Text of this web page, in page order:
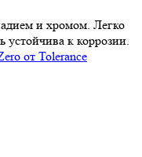
и хромом. Легко
устойчива к коррозии.
от Tolerance